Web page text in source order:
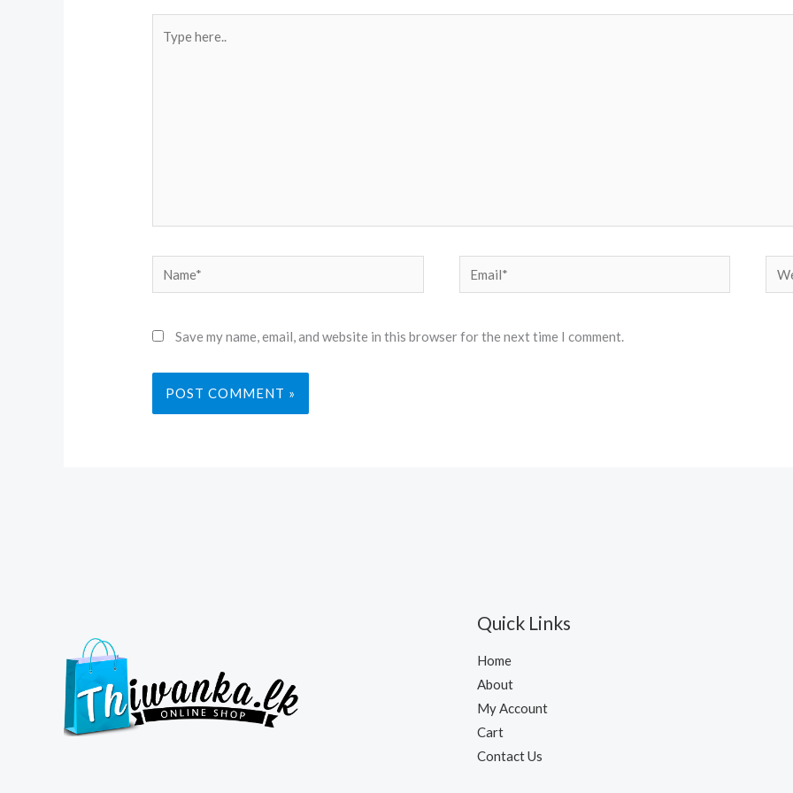
here..
Name* Email*
Save my name, email, and website in this browser for the next time I comment.
Quick Links
Home
About
My Account
Cart
Contact Us